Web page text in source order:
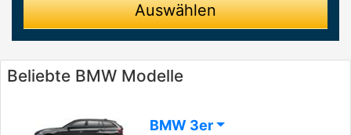
Auswählen
Beliebte BMW Modelle
BMW 3er